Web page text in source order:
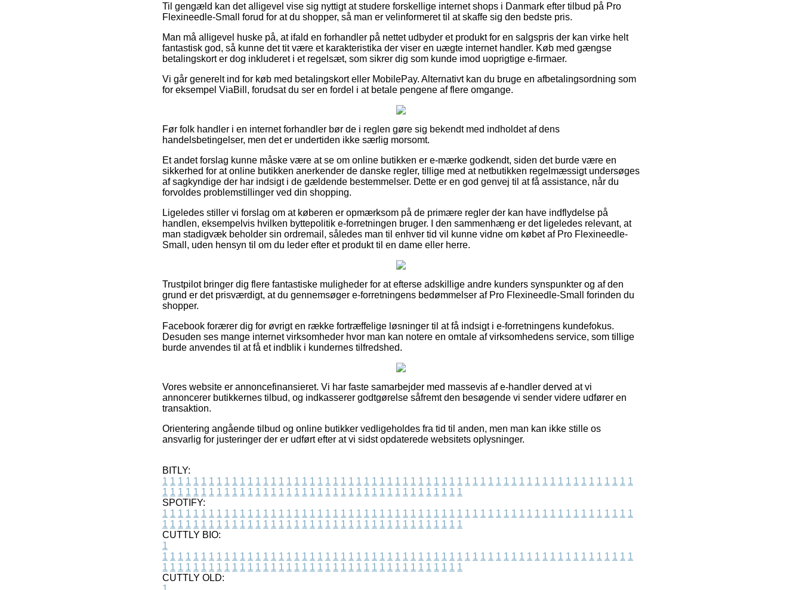
Til gengæld kan det alligevel vise sig nyttigt at studere forskellige internet shops i Danmark efter tilbud på Pro
Flexineedle-Small forud for at du shopper, så man er velinformeret til at skaffe sig den bedste pris.
Man må alligevel huske på, at ifald en forhandler på nettet udbyder et produkt for en salgspris der kan virke helt
fantastisk god, så kunne det tit være et karakteristika der viser en uægte internet handler. Køb med gængse
betalingskort er dog inkluderet i et regelsæt, som sikrer dig som kunde imod uoprigtige e-firmaer.
Vi går generelt ind for køb med betalingskort eller MobilePay. Alternativt kan du bruge en afbetalingsordning som
for eksempel ViaBill, forudsat du ser en fordel i at betale pengene af flere omgange.
Før folk handler i en internet forhandler bør de i reglen gøre sig bekendt med indholdet af dens
handelsbetingelser, men det er undertiden ikke særlig morsomt.
Et andet forslag kunne måske være at se om online butikken er e-mærke godkendt, siden det burde være en
sikkerhed for at online butikken anerkender de danske regler, tillige med at netbutikken regelmæssigt undersøges
af sagkyndige der har indsigt i de gældende bestemmelser. Dette er en god genvej til at få assistance, når du
forvoldes problemstillinger ved din shopping.
Ligeledes stiller vi forslag om at køberen er opmærksom på de primære regler der kan have indflydelse på
handlen, eksempelvis hvilken byttepolitik e-forretningen bruger. I den sammenhæng er det ligeledes relevant, at
man stadigvæk beholder sin ordremail, således man til enhver tid vil kunne vidne om købet af Pro Flexineedle-
Small, uden hensyn til om du leder efter et produkt til en dame eller herre.
Trustpilot bringer dig flere fantastiske muligheder for at efterse adskillige andre kunders synspunkter og af den
grund er det prisværdigt, at du gennemsøger e-forretningens bedømmelser af Pro Flexineedle-Small forinden du
shopper.
Facebook forærer dig for øvrigt en række fortræffelige løsninger til at få indsigt i e-forretningens kundefokus.
Desuden ses mange internet virksomheder hvor man kan notere en omtale af virksomhedens service, som tillige
burde anvendes til at få et indblik i kundernes tilfredshed.
Vores website er annoncefinansieret. Vi har faste samarbejder med massevis af e-handler derved at vi
annoncerer butikkernes tilbud, og indkasserer godtgørelse såfremt den besøgende vi sender videre udfører en
transaktion.
Orientering angående tilbud og online butikker vedligeholdes fra tid til anden, men man kan ikke stille os
ansvarlig for justeringer der er udført efter at vi sidst opdaterede websitets oplysninger.
BITLY:
1 1 1 1 1 1 1 1 1 1 1 1 1 1 1 1 1 1 1 1 1 1 1 1 1 1 1 1 1 1 1 1 1 1 1 1 1 1 1 1 1 1 1 1 1 1 1 1 1 1 1 1 1 1 1 1 1 1 1 1 1
1 1 1 1 1 1 1 1 1 1 1 1 1 1 1 1 1 1 1 1 1 1 1 1 1 1 1 1 1 1 1 1 1 1 1 1 1 1 1
SPOTIFY:
1 1 1 1 1 1 1 1 1 1 1 1 1 1 1 1 1 1 1 1 1 1 1 1 1 1 1 1 1 1 1 1 1 1 1 1 1 1 1 1 1 1 1 1 1 1 1 1 1 1 1 1 1 1 1 1 1 1 1 1 1
1 1 1 1 1 1 1 1 1 1 1 1 1 1 1 1 1 1 1 1 1 1 1 1 1 1 1 1 1 1 1 1 1 1 1 1 1 1 1
CUTTLY BIO:
1
1 1 1 1 1 1 1 1 1 1 1 1 1 1 1 1 1 1 1 1 1 1 1 1 1 1 1 1 1 1 1 1 1 1 1 1 1 1 1 1 1 1 1 1 1 1 1 1 1 1 1 1 1 1 1 1 1 1 1 1 1
1 1 1 1 1 1 1 1 1 1 1 1 1 1 1 1 1 1 1 1 1 1 1 1 1 1 1 1 1 1 1 1 1 1 1 1 1 1 1
CUTTLY OLD: